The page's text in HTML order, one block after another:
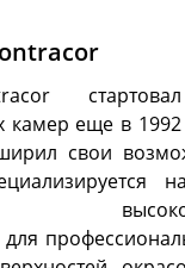
камер еще в
свои